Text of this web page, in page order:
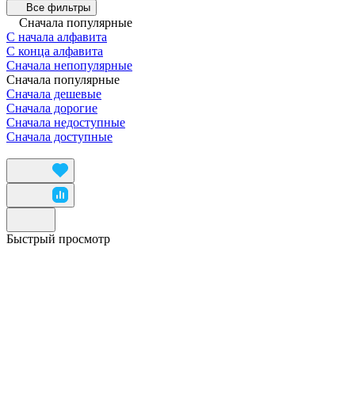
Все фильтры
Сначала популярные
С начала алфавита
С конца алфавита
Сначала непопулярные
Сначала популярные
Сначала дешевые
Сначала дорогие
Сначала недоступные
Сначала доступные
Быстрый просмотр